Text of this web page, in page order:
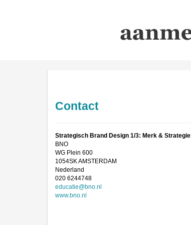
Contact
Strategisch Brand Design 1/3: Merk & Strategie
BNO
WG Plein 600
1054SK AMSTERDAM
Nederland
020 6244748
educatie@bno.nl
www.bno.nl